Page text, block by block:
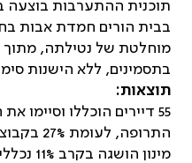
תוכנית ההתערבות בוצעה
בבית הורים חמדת אבות
מוחלטת של נטילתה, מתוך
בתסמינים, ללא הישנות
תוצאות:
התרופה, לעומת 27% בקבוצת הבקרה [הפרש של 73% (
מינון הושגה בקרב 11% נכללים נוספים מקבוצת ההתערבות.